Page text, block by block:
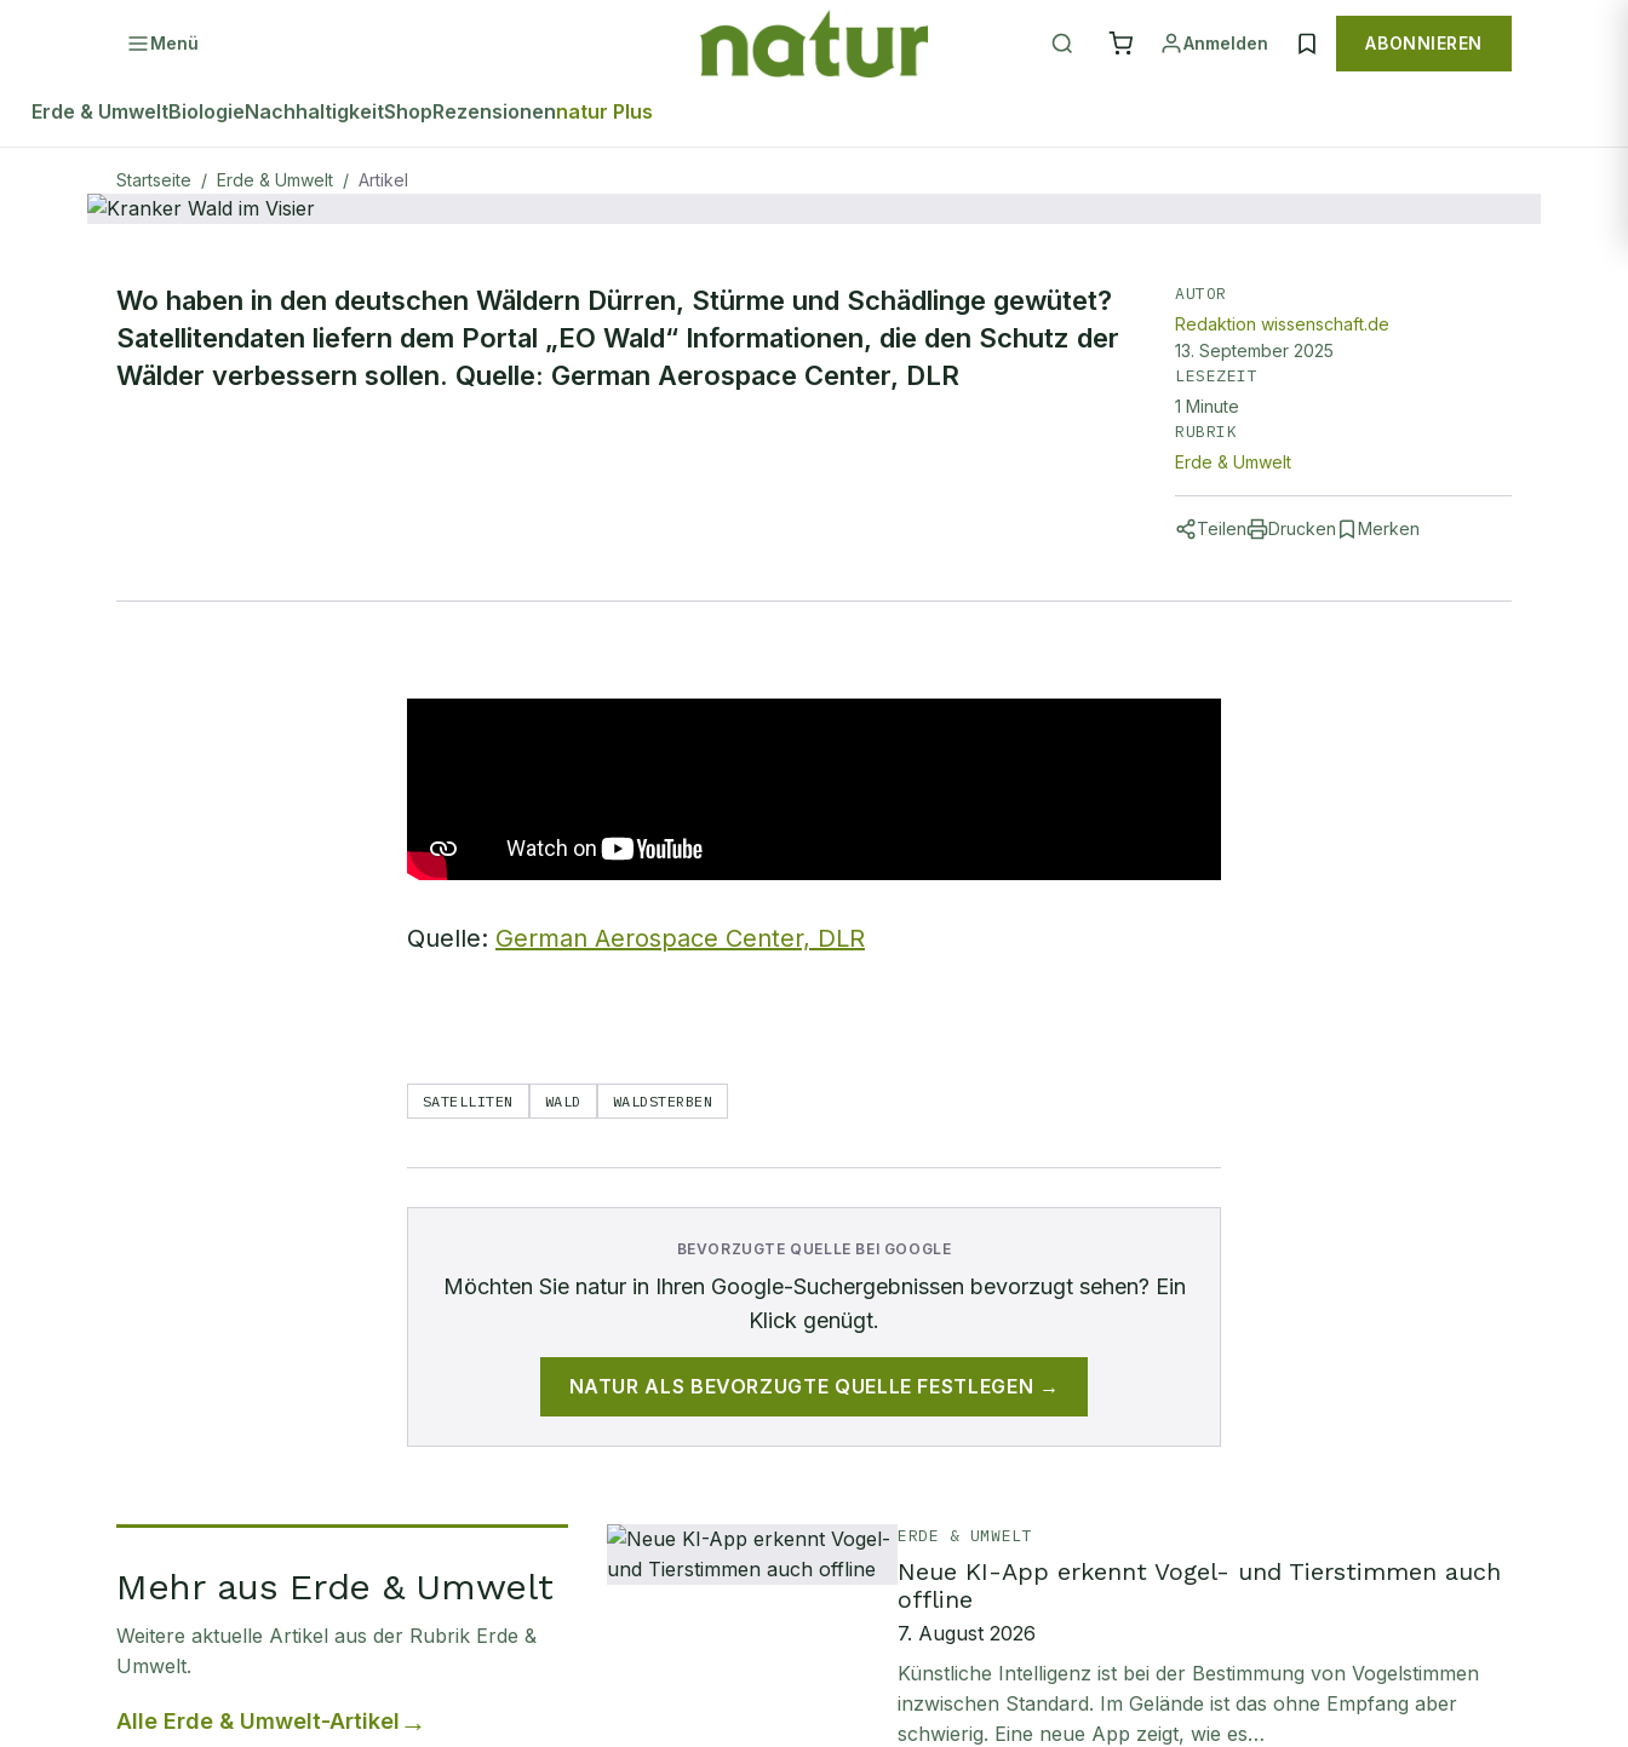
Menü Anmelden ABONNIEREN
Erde & UmweltBiologieNachhaltigkeitShopRezensionennatur Plus
Startseite / Erde & Umwelt / Artikel
ERDE & UMWELT
Kranker Wald im
Wo haben in den deutschen Wäldern Dürren, Stürme und Schädlinge gewütet?
Satellitendaten liefern dem Portal „EO Wald“ Informationen, die den Schutz der
Wälder verbessern sollen. Quelle: German Aerospace Center, DLR
AUTOR
Redaktion wissenschaft.de
13. September 2025
LESEZEIT
1 Minute
RUBRIK
Erde & Umwelt
Teilen Drucken Merken
Quelle: German Aerospace Center, DLR
SATELLITEN WALD WALDSTERBEN
BEVORZUGTE QUELLE BEI GOOGLE
Möchten Sie naturin Ihren Google-Suchergebnissen bevorzugt sehen? Ein
Klick genügt.
NATUR ALS BEVORZUGTE QUELLE FESTLEGEN →
Mehr aus Erde & Umwelt
Weitere aktuelle Artikel aus der Rubrik Erde &
Umwelt.
Alle Erde & Umwelt-Artikel
ERDE & UMWELT
Neue KI-App erkennt Vogel- und Tierstimmen auch
offline
7. August 2026
Künstliche Intelligenz ist bei der Bestimmung von Vogelstimmen
inzwischen Standard. Im Gelände ist das ohne Empfang aber
schwierig. Eine neue App zeigt, wie es…